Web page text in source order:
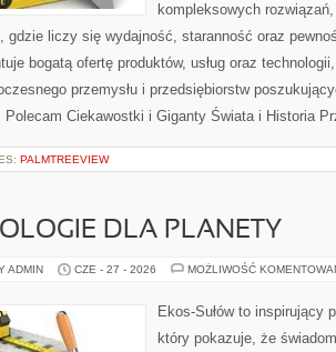
kompleksowych
gdzie liczy się wydajność, staranność oraz
bogatą ofertę produktów, usług oraz
przemysłu i przedsiębiorstw
Polecam Ciekawostki i Giganty Świata i Historia
PALMTREEVIEW
DLA PLANETY
ADMIN CZE - 27 - 2026 MOŻLIWOŚĆ
Ekos-Sułów to inspirujący
który pokazuje, że